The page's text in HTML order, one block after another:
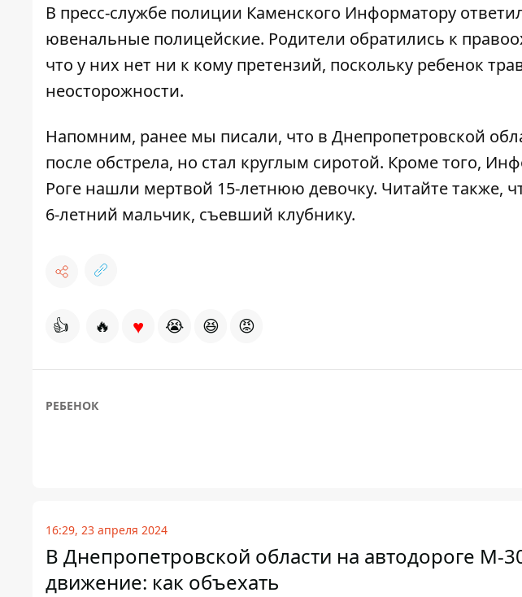
В пресс-службе полиции Каменского Информатору
ювенальные полицейские. Родители обратились к
что у них нет ни к кому претензий, поскольку ребенок
неосторожности.
Напомним, ранее мы писали, что в Днепропетровской
после обстрела, но стал круглым сиротой. Кроме того,
Роге нашли мертвой 15-летнюю девочку. Читайте также,
6-летний мальчик, съевший клубнику.
👍 🔥 ♥ 😭 😆 😡
РЕБЕНОК
16:29, 23 апреля 2024
В Днепропетровской области на автодороге М-
движение: как объехать